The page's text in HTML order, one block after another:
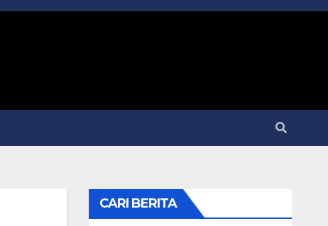
CARI BERITA